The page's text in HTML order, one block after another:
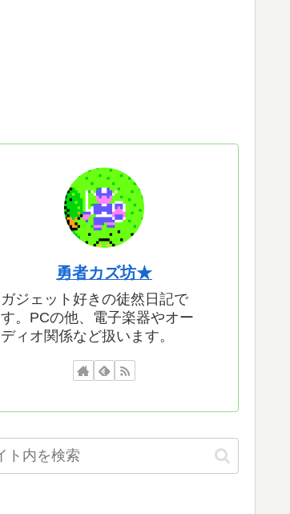
勇者カズ坊★
ガジェット好きの徒然日記で
す。PCの他、電子楽器やオー
ディオ関係など扱います。